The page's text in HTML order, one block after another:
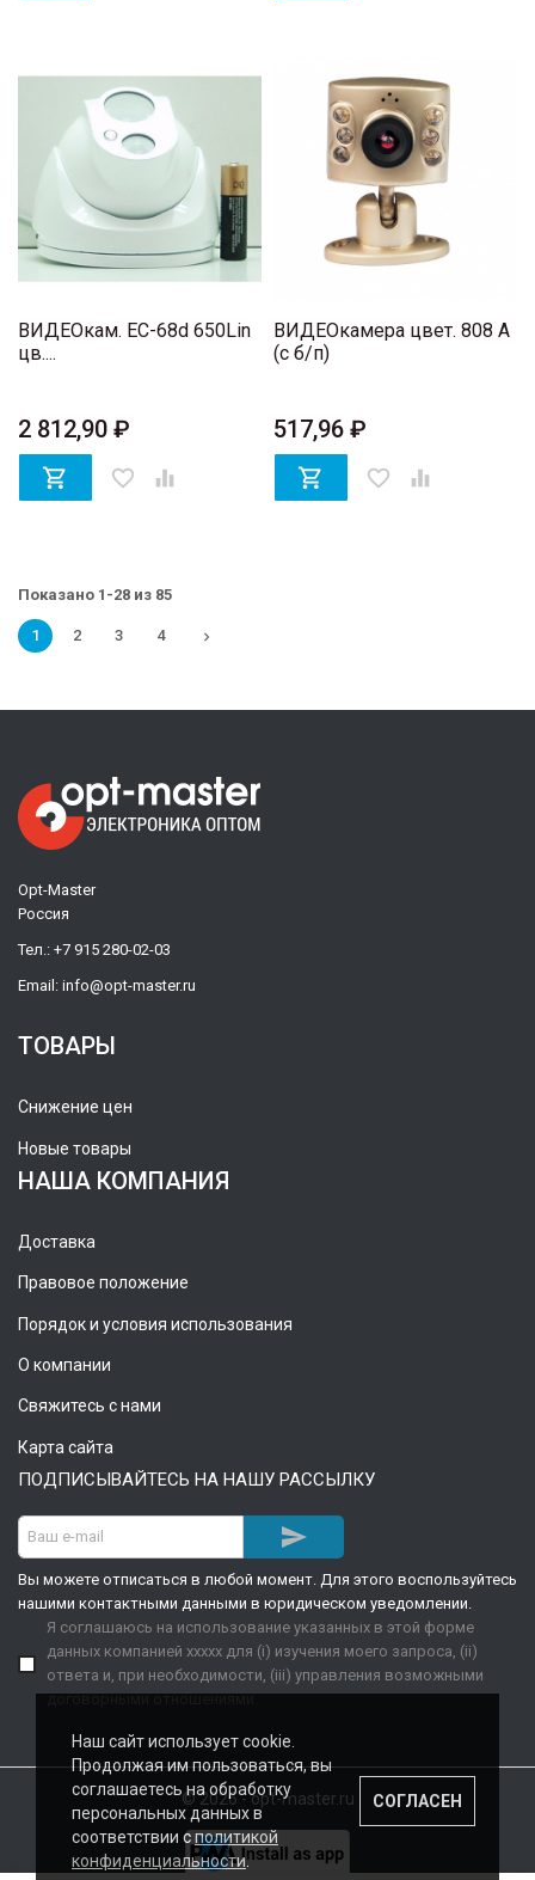
ВИДЕОкам. EC-68d 650Lin
цв....
2 812,90 ₽
 favorite_border 
ВИДЕОкамера цвет. 808 A
(с б/п)
517,96 ₽
 favorite_border 
Показано 1-28 из 85
1 2 3 4 
Opt-Master
Россия
Тел.: +7 915 280-02-03
Email: info@opt-master.ru
ТОВАРЫ
Снижение цен
Новые товары
НАША КОМПАНИЯ
Доставка
Правовое положение
Порядок и условия использования
О компании
Свяжитесь с нами
Карта сайта
ПОДПИСЫВАЙТЕСЬ НА НАШУ РАССЫЛКУ

Вы можете отписаться в любой момент. Для этого воспользуйтесь
нашими контактными данными в юридическом уведомлении.
Я соглашаюсь на использование указанных в этой форме
данных компанией xxxxx для (i) изучения моего запроса, (ii)
ответа и, при необходимости, (iii) управления возможными
договорными отношениями.
© 2026 - opt-master.ru
Наш сайт использует cookie.
Продолжая им пользоваться, вы
соглашаетесь на обработку
персональных данных в
соответствии сполитикой
конфиденциальности.
СОГЛАСЕН